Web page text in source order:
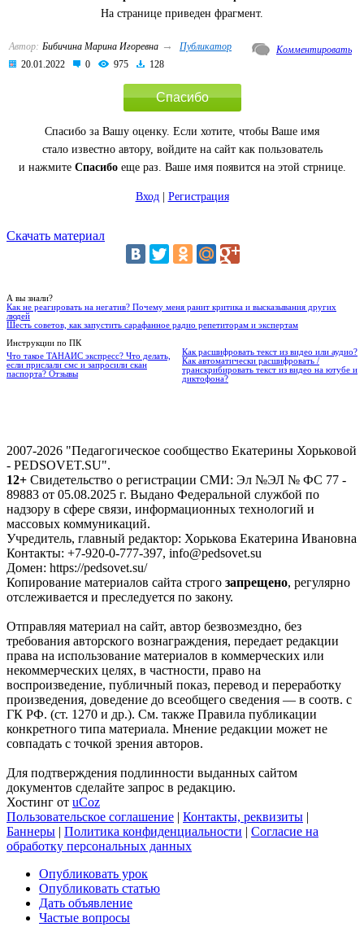
На странице приведен фрагмент.
Автор: Бибичина Марина Игоревна →
Публикатор
20.01.2022
0 975 128
Комментировать
Спасибо
Спасибо за Вашу оценку. Если хотите, чтобы Ваше имя
стало известно автору, войдите на сайт как пользователь
и нажмите Спасибоеще раз. Ваше имя появится на этой стрнице.
Вход| Регистрация
Скачать материал
А вы знали?
Как не реагировать на негатив? Почему меня ранит критика и высказывания других
людей
Шесть советов, как запустить сарафанное радио репетиторам и экспертам
Инструкции по ПК
Что такое ТАНАИС экспресс? Что делать,
если прислали смс и запросили скан
паспорта? Отзывы
Как расшифровать текст из видео или аудио?
Как автоматически расшифровать /
транскрибировать текст из видео на ютубе и
диктофона?
2007-2026 "Педагогическое сообщество Екатерины Хорьковой
- PEDSOVET.SU".
12+ Свидетельство о регистрации СМИ: Эл №ЭЛ № ФС 77 -
89883 от 05.08.2025 г. Выдано Федеральной службой по
надзору в сфере связи, информационных технологий и
массовых коммуникаций.
Учредитель, главный редактор: Хорькова Екатерина Ивановна
Контакты: +7-920-0-777-397, info@pedsovet.su
Домен: https://pedsovet.su/
Копирование материалов сайта строго запрещено, регулярно
отслеживается и преследуется по закону.
Отправляя материал на сайт, автор безвозмездно, без
требования авторского вознаграждения, передает редакции
права на использование материалов в коммерческих или
некоммерческих целях, в частности, право на
воспроизведение, публичный показ, перевод и переработку
произведения, доведение до всеобщего сведения — в соотв. с
ГК РФ. (ст. 1270 и др.). См. также Правила публикации
конкретного типа материала. Мнение редакции может не
совпадать с точкой зрения авторов.
Для подтверждения подлинности выданных сайтом
документов сделайте запрос в редакцию.
Хостинг от uCoz
Пользовательское соглашение | Контакты, реквизиты |
Баннеры | Политика конфиденциальности | Согласие на
обработку персональных данных
Опубликовать урок
Опубликовать статью
Дать объявление
Частые вопросы